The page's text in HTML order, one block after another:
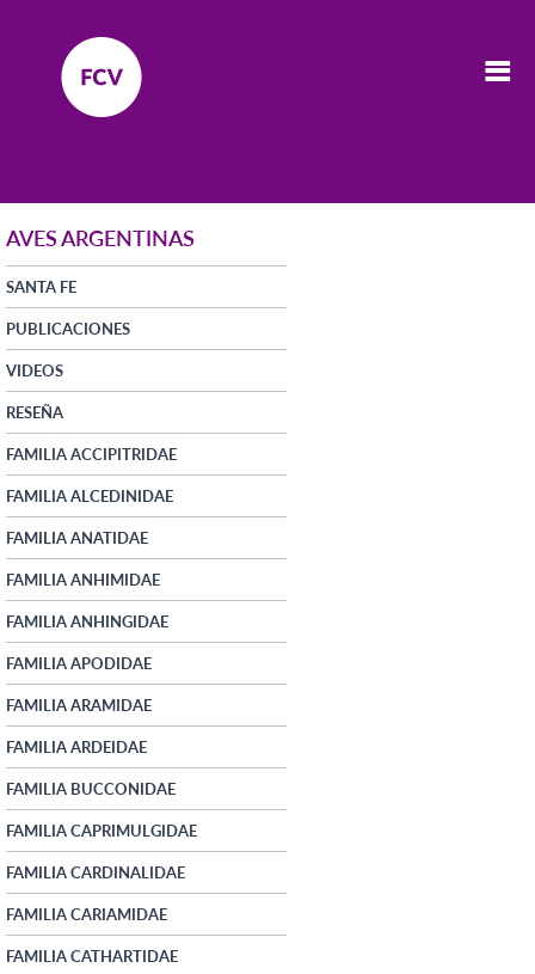
AVES ARGENTINAS
SANTA FE
PUBLICACIONES
VIDEOS
RESEÑA
FAMILIA ACCIPITRIDAE
FAMILIA ALCEDINIDAE
FAMILIA ANATIDAE
FAMILIA ANHIMIDAE
FAMILIA ANHINGIDAE
FAMILIA APODIDAE
FAMILIA ARAMIDAE
FAMILIA ARDEIDAE
FAMILIA BUCCONIDAE
FAMILIA CAPRIMULGIDAE
FAMILIA CARDINALIDAE
FAMILIA CARIAMIDAE
FAMILIA CATHARTIDAE